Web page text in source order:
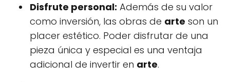
Disfrute personal: Además de su valor
como inversión, las obras de arte son un
placer estético. Poder disfrutar de una
pieza única y especial es una ventaja
adicional de invertir en arte.